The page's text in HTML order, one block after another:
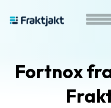
Fortnox